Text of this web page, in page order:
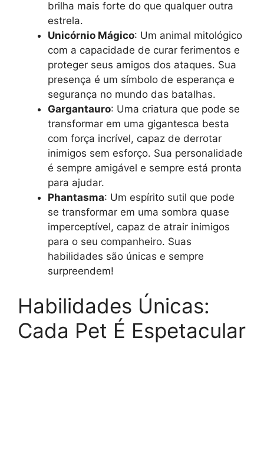
brilha mais forte do que qualquer outra
estrela.
Unicórnio Mágico: Um animal mitológico
com a capacidade de curar ferimentos e
proteger seus amigos dos ataques. Sua
presença é um símbolo de esperança e
segurança no mundo das batalhas.
Gargantauro: Uma criatura que pode se
transformar em uma gigantesca besta
com força incrível, capaz de derrotar
inimigos sem esforço. Sua personalidade
é sempre amigável e sempre está pronta
para ajudar.
Phantasma: Um espírito sutil que pode
se transformar em uma sombra quase
imperceptível, capaz de atrair inimigos
para o seu companheiro. Suas
habilidades são únicas e sempre
surpreendem!
Habilidades Únicas:
Cada Pet É Espetacular